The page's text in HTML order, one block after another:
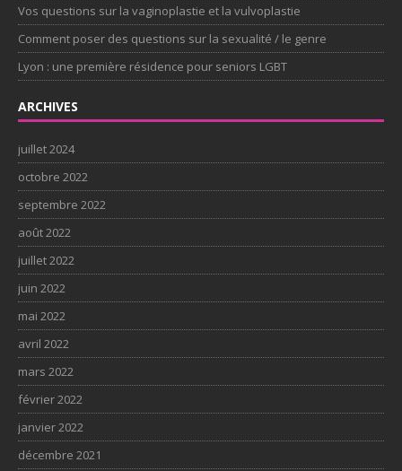
Vos questions sur la vaginoplastie et la vulvoplastie
Comment poser des questions sur la sexualité / le genre
Lyon : une première résidence pour seniors LGBT
ARCHIVES
juillet 2024
octobre 2022
septembre 2022
août 2022
juillet 2022
juin 2022
mai 2022
avril 2022
mars 2022
février 2022
janvier 2022
décembre 2021